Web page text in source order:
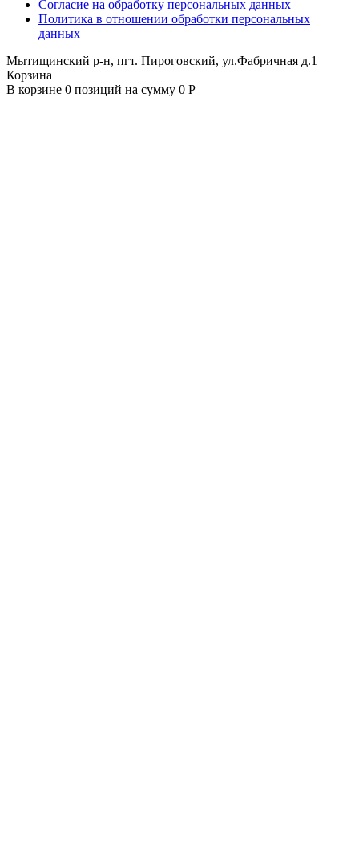
Согласие на обработку персональных данных
Политика в отношении обработки персональных
данных
Мытищинский р-н, пгт. Пироговский, ул.Фабричная д.1
Корзина
В корзине 0 позиций на сумму 0 Р